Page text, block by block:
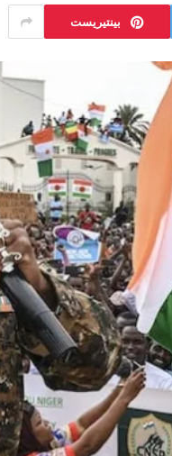
بينتيريست